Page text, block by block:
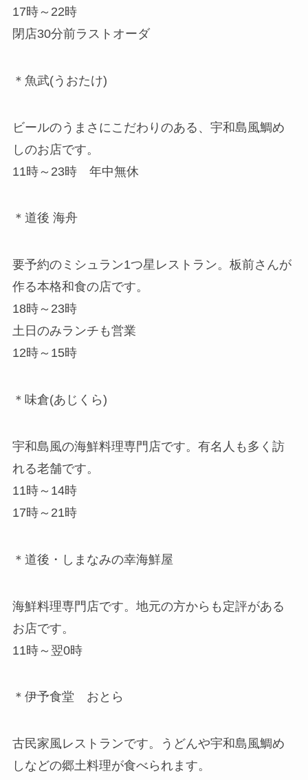
17時～22時
閉店30分前ラストオーダ
＊魚武(うおたけ)
ビールのうまさにこだわりのある、宇和島風鯛め
しのお店です。
11時～23時 年中無休
＊道後 海舟
要予約のミシュラン1つ星レストラン。板前さんが
作る本格和食の店です。
18時～23時
土日のみランチも営業
12時～15時
＊味倉(あじくら)
宇和島風の海鮮料理専門店です。有名人も多く訪
れる老舗です。
11時～14時
17時～21時
＊道後・しまなみの幸海鮮屋
海鮮料理専門店です。地元の方からも定評がある
お店です。
11時～翌0時
＊伊予食堂 おとら
古民家風レストランです。うどんや宇和島風鯛め
しなどの郷土料理が食べられます。